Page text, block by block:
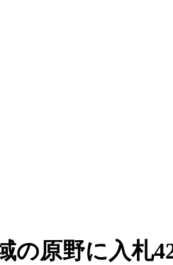
の原野に入札